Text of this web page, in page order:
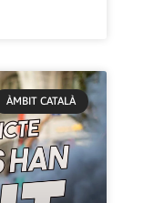
ÀMBIT CATALÀ